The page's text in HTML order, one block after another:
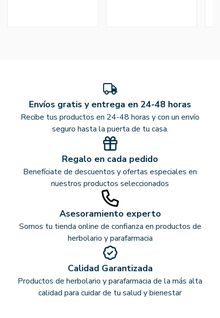
Envíos gratis y entrega en 24-48 horas
Recibe tus productos en 24-48 horas y con un envío
seguro hasta la puerta de tu casa.
Regalo en cada pedido
Benefíciate de descuentos y ofertas especiales en
nuestros productos seleccionados
Asesoramiento experto
Somos tu tienda online de confianza en productos de
herbolario y parafarmacia
Calidad Garantizada
Productos de herbolario y parafarmacia de la más alta
calidad para cuidar de tu salud y bienestar